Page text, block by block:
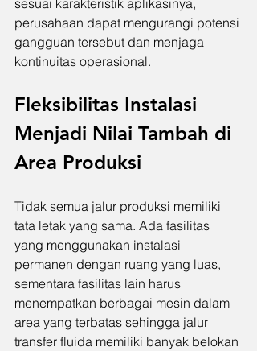
sesuai karakteristik aplikasinya,
perusahaan dapat mengurangi potensi
gangguan tersebut dan menjaga
kontinuitas operasional.
Fleksibilitas Instalasi
Menjadi Nilai Tambah di
Area Produksi
Tidak semua jalur produksi memiliki
tata letak yang sama. Ada fasilitas
yang menggunakan instalasi
permanen dengan ruang yang luas,
sementara fasilitas lain harus
menempatkan berbagai mesin dalam
area yang terbatas sehingga jalur
transfer fluida memiliki banyak belokan